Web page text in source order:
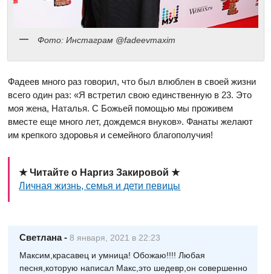
Фото: Инстаграм @fadeevmaxim
Фадеев много раз говорил, что был влюблен в своей жизни
всего один раз: «Я встретил свою единственную в 23. Это
моя жена, Наталья. С Божьей помощью мы проживем
вместе еще много лет, дождемся внуков». Фанаты желают
им крепкого здоровья и семейного благополучия!
★ Читайте о Наргиз Закировой ★
Личная жизнь, семья и дети певицы
Светлана - 8 января, 2021 в 22:23
Максим,красавец и умница! Обожаю!!!! Любая
песня,которую написал Макс,это шедевр,он совершенно